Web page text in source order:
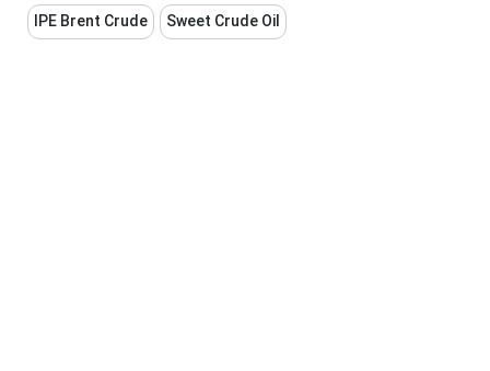
IPE Brent Crude Sweet Crude Oil